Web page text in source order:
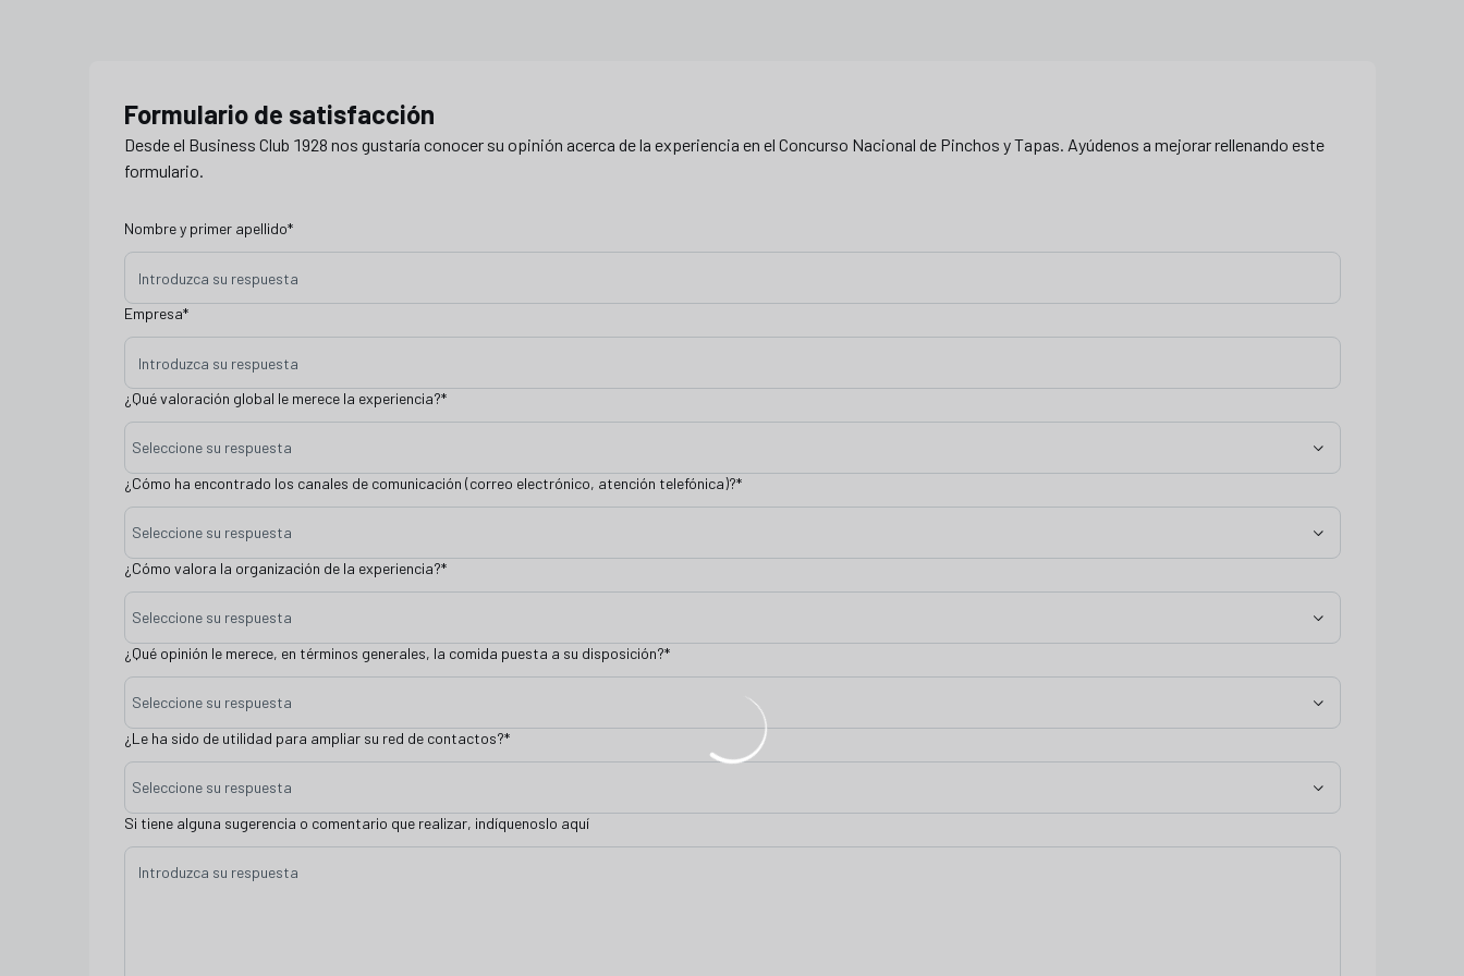
Formulario de satisfacción
Desde el Business Club 1928 nos gustaría conocer su opinión acerca de la experiencia en el Concurso Nacional de Pinchos y Tapas. Ayúdenos a mejorar rellenando este
formulario.
Nombre y primer apellido*
Empresa*
¿Qué valoración global le merece la experiencia?*
Seleccione su respuesta
¿Cómo ha encontrado los canales de comunicación (correo electrónico, atención telefónica)?*
Seleccione su respuesta
¿Cómo valora la organización de la experiencia?*
Seleccione su respuesta
¿Qué opinión le merece, en términos generales, la comida puesta a su disposición?*
Seleccione su respuesta
¿Le ha sido de utilidad para ampliar su red de contactos?*
Seleccione su respuesta
Si tiene alguna sugerencia o comentario que realizar, indíquenoslo aquí